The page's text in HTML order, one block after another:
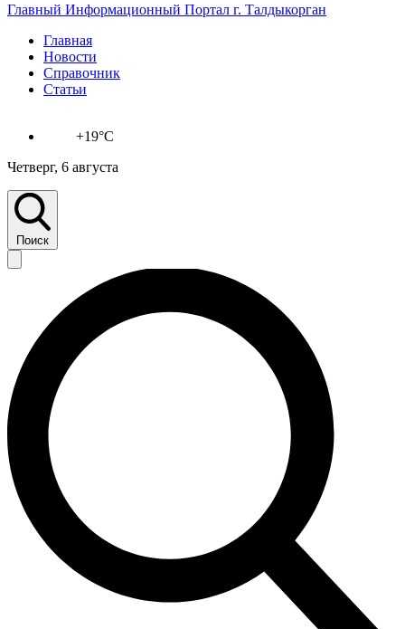
Главный Информационный Портал г. Талдыкорган
Главная
Новости
Справочник
Статьи
+19°C
Четверг, 6 августа
Поиск